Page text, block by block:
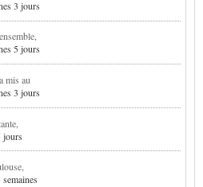
3 jours
5 jours
mis au
3 jours
jours